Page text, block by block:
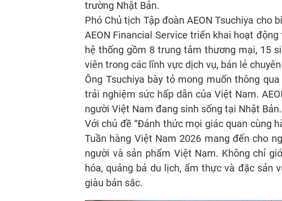
trường Nhật Bản.
Phó Chủ tịch Tập đoàn AEON Tsuchiya
AEON Financial Service triển khai hoạt
hệ thống gồm 8 trung tâm thương mại, 15
viên trong các lĩnh vực dịch vụ, bán lẻ
Ông Tsuchiya bày tỏ mong muốn thông
trải nghiệm sức hấp dẫn của Việt Nam.
người Việt Nam đang sinh sống tại Nhật Bản.
Với chủ đề “Đánh thức mọi giác quan cùng
Tuần hàng Việt Nam 2026 mang đến cho
người và sản phẩm Việt Nam. Không chỉ
hóa, quảng bá du lịch, ẩm thực và đặc sản
giàu bản sắc.